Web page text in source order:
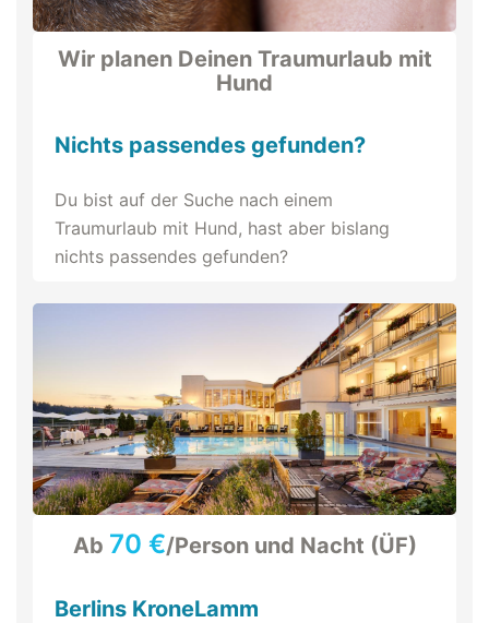
Wir planen Deinen Traumurlaub mit
Hund
Nichts passendes gefunden?
Du bist auf der Suche nach einem
Traumurlaub mit Hund, hast aber bislang
nichts passendes gefunden?
Ab 70 €/Person und Nacht (ÜF)
Berlins KroneLamm